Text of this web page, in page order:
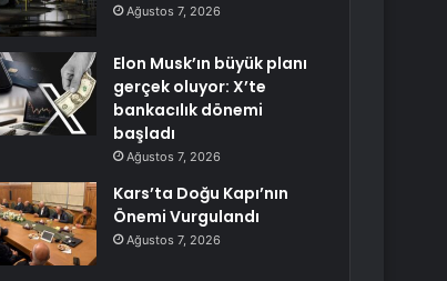
Ağustos 7, 2026
Elon Musk’ın büyük planı
gerçek oluyor: X’te
bankacılık dönemi
başladı
Ağustos 7, 2026
Kars’ta Doğu Kapı’nın
Önemi Vurgulandı
Ağustos 7, 2026